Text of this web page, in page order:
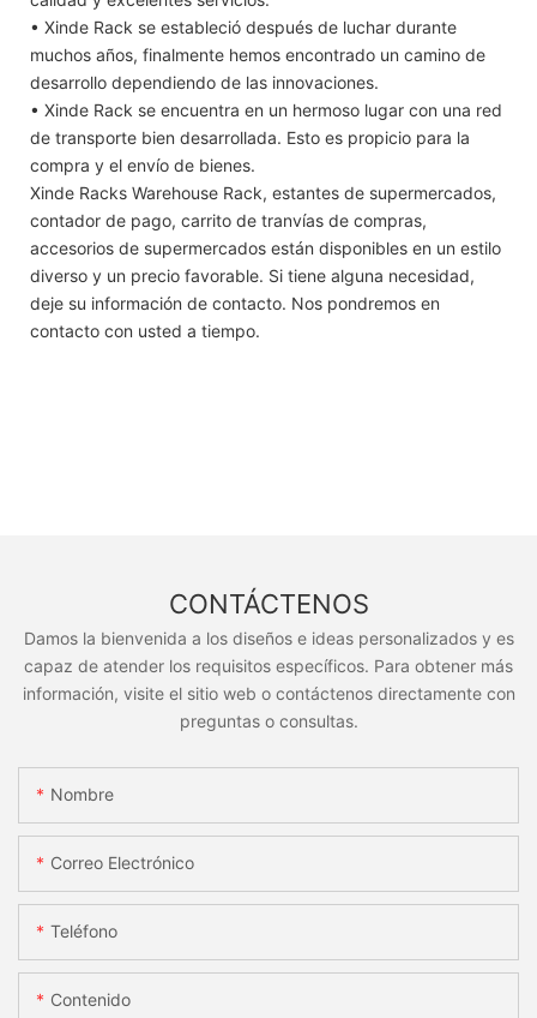
• Xinde Rack se estableció después de luchar durante
muchos años, finalmente hemos encontrado un camino de
desarrollo dependiendo de las innovaciones.
• Xinde Rack se encuentra en un hermoso lugar con una red
de transporte bien desarrollada. Esto es propicio para la
compra y el envío de bienes.
Xinde Racks Warehouse Rack, estantes de supermercados,
contador de pago, carrito de tranvías de compras,
accesorios de supermercados están disponibles en un estilo
diverso y un precio favorable. Si tiene alguna necesidad,
deje su información de contacto. Nos pondremos en
contacto con usted a tiempo.
CONTÁCTENOS
Damos la bienvenida a los diseños e ideas personalizados y es
capaz de atender los requisitos específicos. Para obtener más
información, visite el sitio web o contáctenos directamente con
preguntas o consultas.
Nombre
Correo Electrónico
Teléfono
Contenido